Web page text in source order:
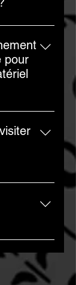
contacter
la
pour
gratuits
aussi
me
des